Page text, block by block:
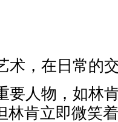
，在日常的
人物，如林
林肯立即微笑